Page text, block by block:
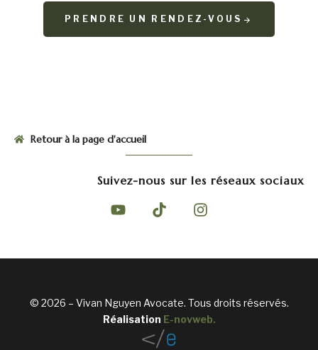
PRENDRE UN RENDEZ-VOUS
Retour à la page d'accueil
Suivez-nous sur les réseaux sociaux
© 2026 – Vivan Nguyen Avocate. Tous droits réservés.
Réalisation E-novweb.